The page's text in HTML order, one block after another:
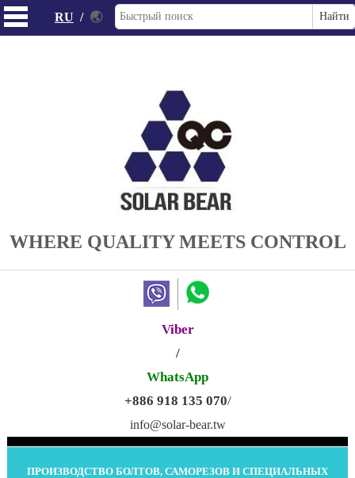
WHERE QUALITY MEETS CONTROL
Viber
/
WhatsApp
+886 918 135 070/
info@solar-bear.tw
RU / 🌏
ПРОИЗВОДСТВО КАЛИБРОВАННОЙ ПРОВОЛОКИ
ПРОИЗВОДСТВО БОЛТОВ, САМОРЕЗОВ И СПЕЦИАЛЬНЫХ